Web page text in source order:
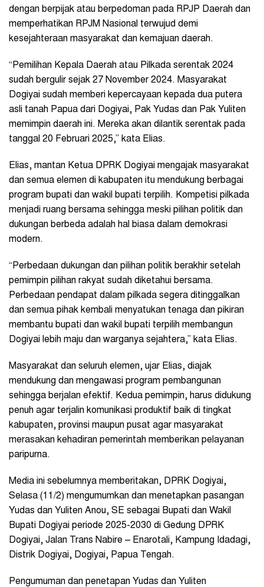
dengan berpijak atau berpedoman pada RPJP Daerah dan
memperhatikan RPJM Nasional terwujud demi
kesejahteraan masyarakat dan kemajuan daerah.
“Pemilihan Kepala Daerah atau Pilkada serentak 2024
sudah bergulir sejak 27 November 2024. Masyarakat
Dogiyai sudah memberi kepercayaan kepada dua putera
asli tanah Papua dari Dogiyai, Pak Yudas dan Pak Yuliten
memimpin daerah ini. Mereka akan dilantik serentak pada
tanggal 20 Februari 2025,” kata Elias.
Elias, mantan Ketua DPRK Dogiyai mengajak masyarakat
dan semua elemen di kabupaten itu mendukung berbagai
program bupati dan wakil bupati terpilih. Kompetisi pilkada
menjadi ruang bersama sehingga meski pilihan politik dan
dukungan berbeda adalah hal biasa dalam demokrasi
modern.
“Perbedaan dukungan dan pilihan politik berakhir setelah
pemimpin pilihan rakyat sudah diketahui bersama.
Perbedaan pendapat dalam pilkada segera ditinggalkan
dan semua pihak kembali menyatukan tenaga dan pikiran
membantu bupati dan wakil bupati terpilih membangun
Dogiyai lebih maju dan warganya sejahtera,” kata Elias.
Masyarakat dan seluruh elemen, ujar Elias, diajak
mendukung dan mengawasi program pembangunan
sehingga berjalan efektif. Kedua pemimpin, harus didukung
penuh agar terjalin komunikasi produktif baik di tingkat
kabupaten, provinsi maupun pusat agar masyarakat
merasakan kehadiran pemerintah memberikan pelayanan
paripurna.
Media ini sebelumnya memberitakan, DPRK Dogiyai,
Selasa (11/2) mengumumkan dan menetapkan pasangan
Yudas dan Yuliten Anou, SE sebagai Bupati dan Wakil
Bupati Dogiyai periode 2025-2030 di Gedung DPRK
Dogiyai, Jalan Trans Nabire – Enarotali, Kampung Idadagi,
Distrik Dogiyai, Dogiyai, Papua Tengah.
Pengumuman dan penetapan Yudas dan Yuliten